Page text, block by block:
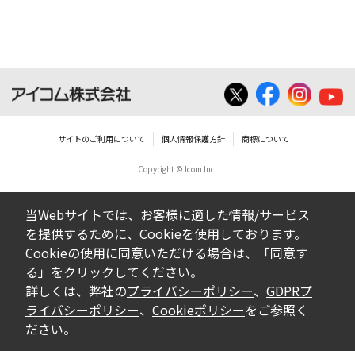
ダウンロードした取扱説明書等に使用され
の転用は一切出来ません。
ダウンロードした取扱説明書およびその他す
べての掲載物の変更は一切行わないでくださ
い。お客様による内容の変更により、何らか
の欠陥が生じたとしても、弊社では一切の保
証をいたしません。また、内容の変更の結
果、万一お客様に損害が生じたとしても、弊
社及び販売店等は一切の責任を負いません。
掲載の取扱説明書等は、製品発売当時の内容
サイトのご利用について 個人情報保護方針 商標について
Copyright © Icom Inc.
当Webサイトでは、お客様に適した情報/サービス
を提供するために、Cookieを使用しております。
Cookieの使用に同意いただける場合は、「同意す
る」をクリックしてください。
詳しくは、弊社のプライバシーポリシー、 GDPRプ
ライバシーポリシー、 Cookieポリシーをご参照く
ださい。